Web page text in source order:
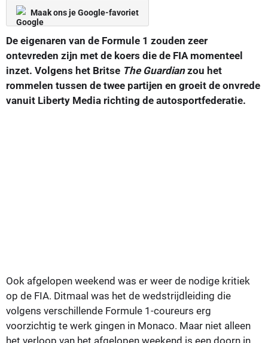
Maak ons je Google-favoriet
De eigenaren van de Formule 1 zouden zeer
ontevreden zijn met de koers die de FIA momenteel
inzet. Volgens het Britse The Guardianzou het
rommelen tussen de twee partijen en groeit de onvrede
vanuit Liberty Media richting de autosportfederatie.
Ook afgelopen weekend was er weer de nodige kritiek
op de FIA. Ditmaal was het de wedstrijdleiding die
volgens verschillende Formule 1-coureurs erg
voorzichtig te werk gingen in Monaco. Maar niet alleen
het verloop van het afgelopen weekend is een doorn in